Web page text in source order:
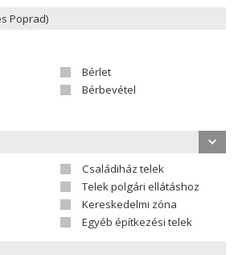
Bérlet
Bérbevétel
Családiház telek
Telek polgári ellátáshoz
Kereskedelmi zóna
Egyéb építkezési telek